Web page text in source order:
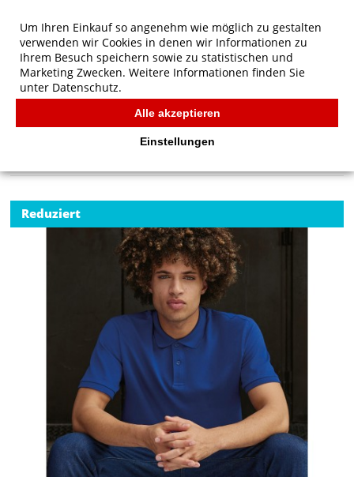
B&C Organic Inspire Polo /men
Reduziert
Um Ihren Einkauf so angenehm wie möglich zu gestalten
verwenden wir Cookies in denen wir Informationen zu
Ihrem Besuch speichern sowie zu statistischen und
Marketing Zwecken. Weitere Informationen finden Sie
unter Datenschutz.
Alle akzeptieren
Einstellungen